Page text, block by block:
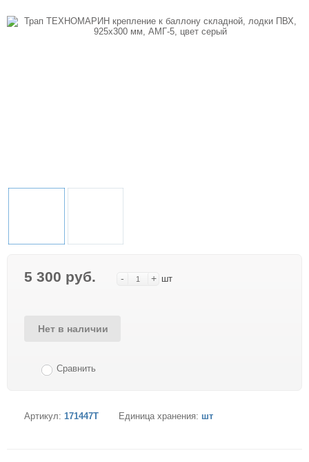
5 300 руб. - + шт
Нет в наличии
Сравнить
Артикул: 171447T Единица хранения: шт